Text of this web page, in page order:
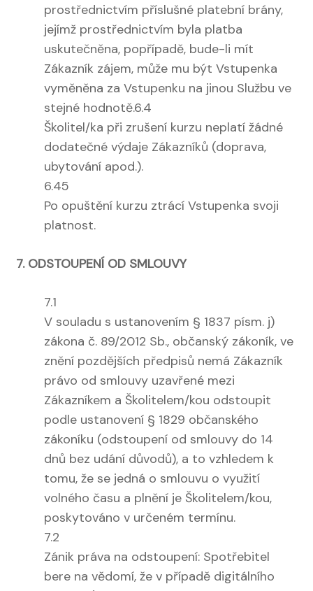
prostřednictvím příslušné platební brány,
jejímž prostřednictvím byla platba
uskutečněna, popřípadě, bude-li mít
Zákazník zájem, může mu být Vstupenka
vyměněna za Vstupenku na jinou Službu ve
stejné hodnotě.6.4
Školitel/ka při zrušení kurzu neplatí žádné
dodatečné výdaje Zákazníků (doprava,
ubytování apod.).
6.45
Po opuštění kurzu ztrácí Vstupenka svoji
platnost.
7. ODSTOUPENÍ OD SMLOUVY
7.1
V souladu s ustanovením § 1837 písm. j)
zákona č. 89/2012 Sb., občanský zákoník, ve
znění pozdějších předpisů nemá Zákazník
právo od smlouvy uzavřené mezi
Zákazníkem a Školitelem/kou odstoupit
podle ustanovení § 1829 občanského
zákoníku (odstoupení od smlouvy do 14
dnů bez udání důvodů), a to vzhledem k
tomu, že se jedná o smlouvu o využití
volného času a plnění je Školitelem/kou,
poskytováno v určeném termínu.
7.2
Zánik práva na odstoupení: Spotřebitel
bere na vědomí, že v případě digitálního